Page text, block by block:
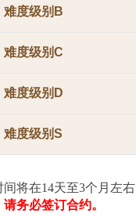
难度级别B
难度级别C
难度级别D
难度级别S
将在14天至3个月左右
务必签订合约。